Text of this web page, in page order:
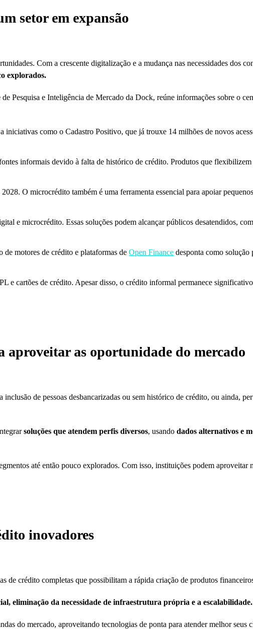
setor em expansão
Com a crescente digitalização e a mudança nas necessidades dos
explorados.
Pesquisa e Inteligência de Mercado da Dock, reúne informações sobre o
como o Cadastro Positivo, que já trouxe 14 milhões de novos
informais devido à falta de histórico de crédito. Produtos que
O microcrédito também é uma ferramenta essencial para apoiar
e microcrédito. Essas soluções podem alcançar públicos desatendidos,
de motores de crédito e plataformas deOpen Finance desponta como solução
e cartões de crédito. Apesar disso, o crédito informal permanece
aproveitar as oportunidade do mercado
inclusão de pessoas desbancarizadas ou sem histórico de crédito, ou ainda,
soluções que atendem perfis diversos, usandodados alternativos e
até então pouco explorados. Com isso, instituições podem aproveitar
inovadores
de crédito completas que possibilitam a rápida criação de produtos
eliminação da necessidade de infraestrutura própria e a escalabilidade.
do mercado, aproveitando tecnologias de ponta para atender melhor seus